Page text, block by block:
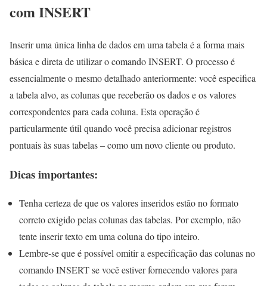
com INSERT
Inserir uma única linha de dados em uma tabela é a forma mais
básica e direta de utilizar o comando INSERT. O processo é
essencialmente o mesmo detalhado anteriormente: você especifica
a tabela alvo, as colunas que receberão os dados e os valores
correspondentes para cada coluna. Esta operação é
particularmente útil quando você precisa adicionar registros
pontuais às suas tabelas – como um novo cliente ou produto.
Dicas importantes:
Tenha certeza de que os valores inseridos estão no formato
correto exigido pelas colunas das tabelas. Por exemplo, não
tente inserir texto em uma coluna do tipo inteiro.
Lembre-se que é possível omitir a especificação das colunas no
comando INSERT se você estiver fornecendo valores para